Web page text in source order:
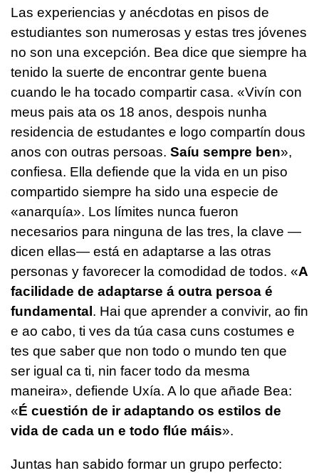
Las experiencias y anécdotas en pisos de
estudiantes son numerosas y estas tres jóvenes
no son una excepción. Bea dice que siempre ha
tenido la suerte de encontrar gente buena
cuando le ha tocado compartir casa. «Vivín con
meus pais ata os 18 anos, despois nunha
residencia de estudantes e logo compartín dous
anos con outras persoas. Saíu sempre ben»,
confiesa. Ella defiende que la vida en un piso
compartido siempre ha sido una especie de
«anarquía». Los límites nunca fueron
necesarios para ninguna de las tres, la clave —
dicen ellas— está en adaptarse a las otras
personas y favorecer la comodidad de todos. «A
facilidade de adaptarse á outra persoa é
fundamental . Hai que aprender a convivir, ao fin
e ao cabo, ti ves da túa casa cuns costumes e
tes que saber que non todo o mundo ten que
ser igual ca ti, nin facer todo da mesma
maneira», defiende Uxía. A lo que añade Bea:
«É cuestión de ir adaptando os estilos de
vida de cada un e todo flúe máis».
Juntas han sabido formar un grupo perfecto: